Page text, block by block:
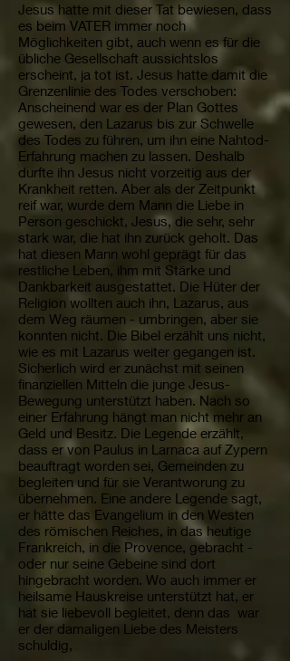
Jesus hatte mit dieser Tat bewiesen, dass
es beim VATER immer noch
Möglichkeiten gibt, auch wenn es für die
übliche Gesellschaft aussichtslos
erscheint, ja tot ist. Jesus hatte damit die
Grenzenlinie des Todes verschoben:
Anscheinend war es der Plan Gottes
gewesen, den Lazarus bis zur Schwelle
des Todes zu führen, um ihn eine Nahtod-
Erfahrung machen zu lassen. Deshalb
durfte ihn Jesus nicht vorzeitig aus der
Krankheit retten. Aber als der Zeitpunkt
reif war, wurde dem Mann die Liebe in
Person geschickt, Jesus, die sehr, sehr
stark war, die hat ihn zurück geholt. Das
hat diesen Mann wohl geprägt für das
restliche Leben, ihm mit Stärke und
Dankbarkeit ausgestattet. Die Hüter der
Religion wollten auch ihn, Lazarus, aus
dem Weg räumen - umbringen, aber sie
konnten nicht. Die Bibel erzählt uns nicht,
wie es mit Lazarus weiter gegangen ist.
Sicherlich wird er zunächst mit seinen
finanziellen Mitteln die junge Jesus-
Bewegung unterstützt haben. Nach so
einer Erfahrung hängt man nicht mehr an
Geld und Besitz. Die Legende erzählt,
dass er von Paulus in Larnaca auf Zypern
beauftragt worden sei, Gemeinden zu
begleiten und für sie Verantworung zu
übernehmen. Eine andere Legende sagt,
er hätte das Evangelium in den Westen
des römischen Reiches, in das heutige
Frankreich, in die Provence, gebracht -
oder nur seine Gebeine sind dort
hingebracht worden. Wo auch immer er
heilsame Hauskreise unterstützt hat, er
hat sie liebevoll begleitet, denn das war
er der damaligen Liebe des Meisters
schuldig,